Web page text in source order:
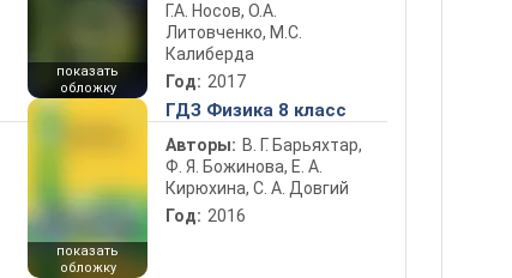
показать
обложку
Г.А. Носов, О.А.
Литовченко, М.С.
Калиберда
Год: 2017
показать
обложку
ГДЗ Физика 8 класс
Авторы: В. Г. Барьяхтар,
Ф. Я. Божинова, Е. А.
Кирюхина, С. А. Довгий
Год: 2016